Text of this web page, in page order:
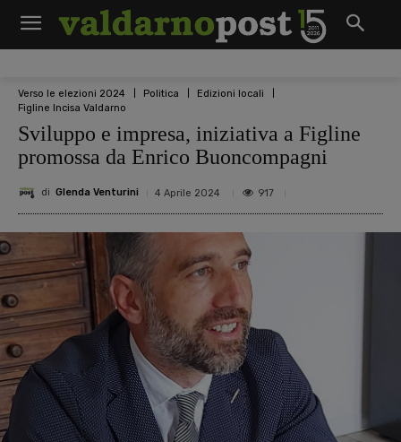
Verso le elezioni 2024 Politica
Edizioni locali
Figline Incisa Valdarno
Sviluppo e impresa, iniziativa a Figline
promossa da Enrico Buoncompagni
di Glenda Venturini 4 Aprile 2024 917